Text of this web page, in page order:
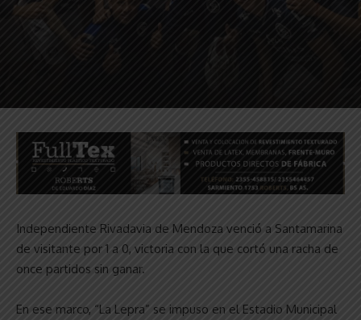
Independiente Rivadavia de Mendoza venció a Santamarina
de visitante por 1 a 0, victoria con la que cortó una racha de
once partidos sin ganar.
En ese marco, “La Lepra” se impuso en el Estadio Municipal